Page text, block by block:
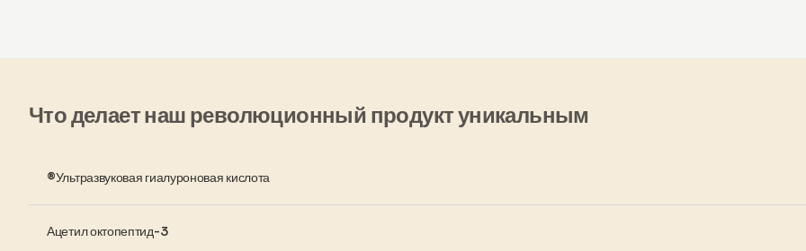
Что делает наш революционный продукт уникальным
®Ультразвуковая гиалуроновая кислота
Ацетил октопептид-3